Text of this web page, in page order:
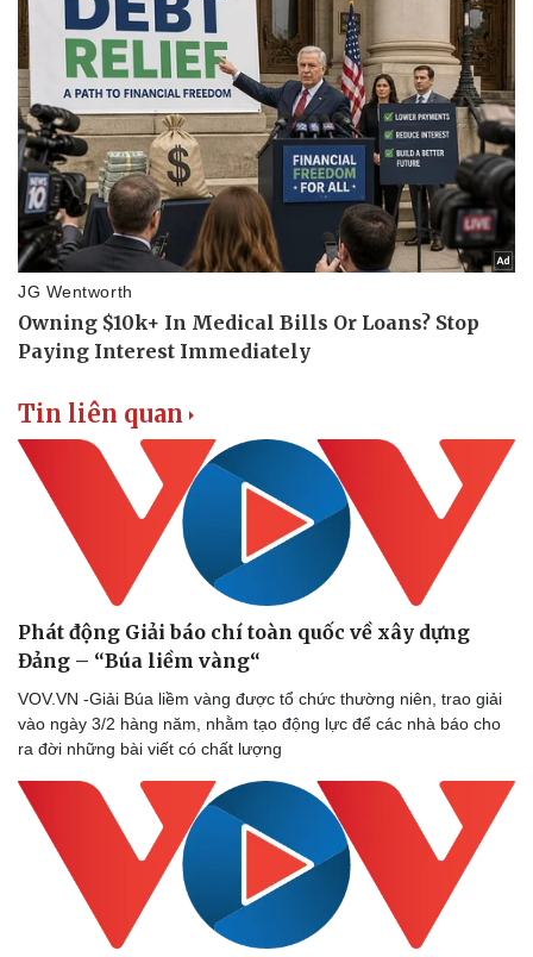
Tin liên quan
Phát động Giải báo chí toàn quốc về xây dựng
Đảng – “Búa liềm vàng“
VOV.VN -Giải Búa liềm vàng được tổ chức thường niên, trao giải
vào ngày 3/2 hàng năm, nhằm tạo động lực để các nhà báo cho
ra đời những bài viết có chất lượng